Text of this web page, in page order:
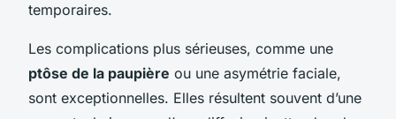
temporaires.
Les complications plus sérieuses, comme une
ptôse de la paupière ou une asymétrie faciale,
sont exceptionnelles. Elles résultent souvent d’une